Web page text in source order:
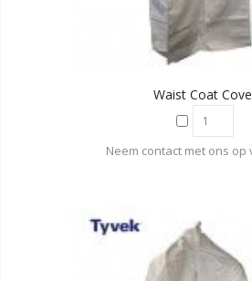
Waist Coat
Neem contact met ons op